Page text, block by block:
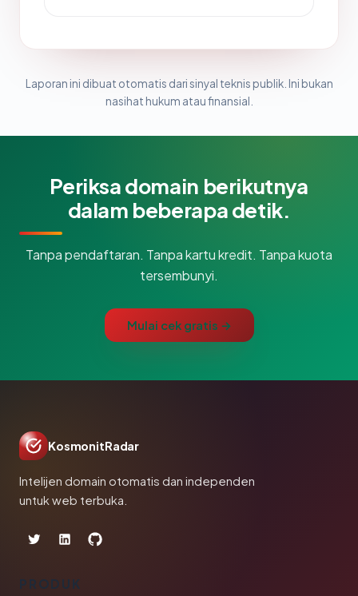
Laporan ini dibuat otomatis dari sinyal teknis publik. Ini bukan
nasihat hukum atau finansial.
Periksa domain berikutnya
dalam beberapa detik.
Tanpa pendaftaran. Tanpa kartu kredit. Tanpa kuota
tersembunyi.
Mulai cek gratis →
KosmonitRadar
Intelijen domain otomatis dan independen
untuk web terbuka.
PRODUK